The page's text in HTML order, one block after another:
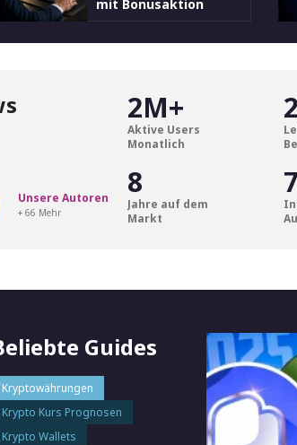
mit Bonusaktion
Unsere Autoren
+ 66 Mehr
2M+
Aktive Users
Monatlich
8
Jahre auf dem
Markt
Guides
Kryptowährungen
Krypto Kurs Prognosen
Krypto Wallets